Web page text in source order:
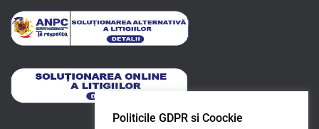
Politicile GDPR si Coockie
PETRECERI COPII
BOTEZ